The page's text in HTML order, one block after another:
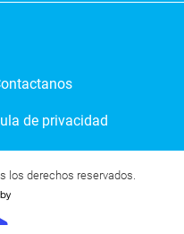
de privacidad
los derechos reservados.